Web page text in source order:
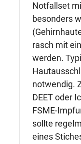
Notfallset
besonders
rasch mit
werden.
notwendig.
DEET oder
FSME-
sollte
eines